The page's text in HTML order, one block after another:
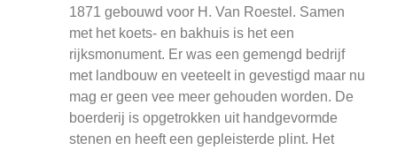
1871 gebouwd voor H. Van Roestel. Samen
met het koets- en bakhuis is het een
rijksmonument. Er was een gemengd bedrijf
met landbouw en veeteelt in gevestigd maar nu
mag er geen vee meer gehouden worden. De
boerderij is opgetrokken uit handgevormde
stenen en heeft een gepleisterde plint. Het